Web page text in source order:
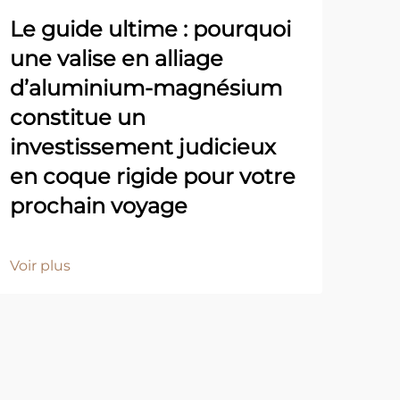
Le guide ultime : pourquoi
une valise en alliage
d’aluminium-magnésium
constitue un
investissement judicieux
en coque rigide pour votre
prochain voyage
Voir plus